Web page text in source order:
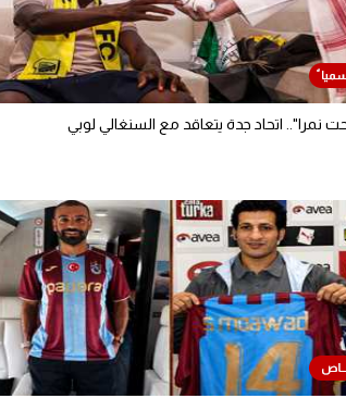
نمرا".. اتحاد جدة يتعاقد مع السنغالي لوبي